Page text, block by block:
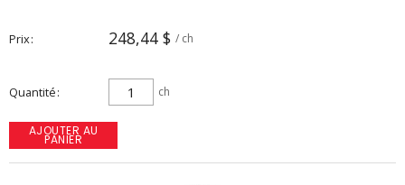
Prix 248,44 $ / ch
Quantité ch
AJOUTER AU
PANIER